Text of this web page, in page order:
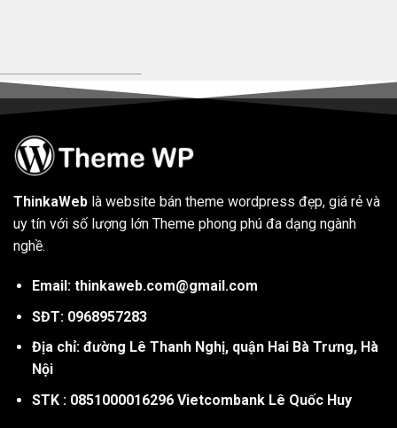
ThinkaWeb là website bán theme wordpress đẹp, giá rẻ và
uy tín với số lượng lớn Theme phong phú đa dạng ngành
nghề.
Email: thinkaweb.com@gmail.com
SĐT: 0968957283
Địa chỉ: đường Lê Thanh Nghị, quận Hai Bà Trưng, Hà
Nội
STK : 0851000016296 Vietcombank Lê Quốc Huy